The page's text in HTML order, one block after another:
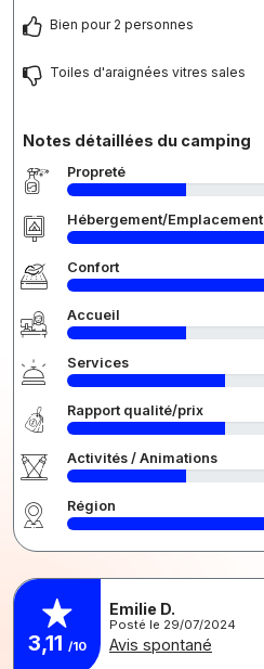
Bien pour 2 personnes
Toiles d'araignées vitres sales
Notes détaillées du camping
Propreté
Hébergement/Emplacement
Confort
Accueil
Services
Rapport qualité/prix
Activités / Animations
Région
3,11 /10
Emilie D.
Posté le 29/07/2024
Avis spontané